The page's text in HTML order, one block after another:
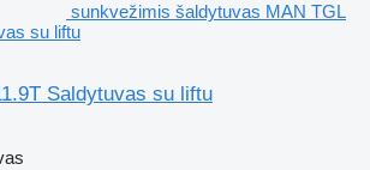
sunkvežimis šaldytuvas MAN TGL
su liftu
Saldytuvas su liftu